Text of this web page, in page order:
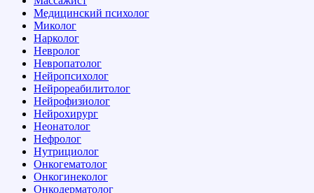
Медицинский психолог
Миколог
Нарколог
Невролог
Невропатолог
Нейропсихолог
Нейрореабилитолог
Нейрофизиолог
Нейрохирург
Неонатолог
Нефролог
Нутрициолог
Онкогематолог
Онкогинеколог
Онкодерматолог